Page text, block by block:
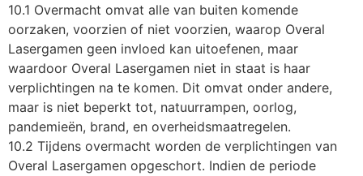
10.1 Overmacht omvat alle van buiten komende
oorzaken, voorzien of niet voorzien, waarop Overal
Lasergamen geen invloed kan uitoefenen, maar
waardoor Overal Lasergamen niet in staat is haar
verplichtingen na te komen. Dit omvat onder andere,
maar is niet beperkt tot, natuurrampen, oorlog,
pandemieën, brand, en overheidsmaatregelen.
10.2 Tijdens overmacht worden de verplichtingen van
Overal Lasergamen opgeschort. Indien de periode